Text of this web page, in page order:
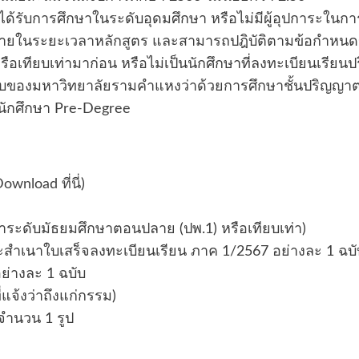
ด้รับการศึกษาในระดับอุดมศึกษา หรือไม่มีผู้อุปการะในก
ยในระยะเวลาหลักสูตร และสามารถปฎิบัติตามข้อกำหน
เทียบเท่ามาก่อน หรือไม่เป็นนักศึกษาที่ลงทะเบียนเรียน
องมหาวิทยาลัยรามคำแหงว่าด้วยการศึกษาชั้นปริญญา
กศึกษา Pre-Degree
ที่นี่)
ะดับมัธยมศึกษาตอนปลาย (ปพ.1) หรือเทียบเท่า)
เนาใบเสร็จลงทะเบียนเรียน ภาค 1/2567 อย่างละ 1 ฉ
างละ 1 ฉบับ
จ้งว่าถึงแก่กรรม)
นวน 1 รูป